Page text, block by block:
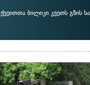
ქვეითთა ბილიკი კვეთს გზის